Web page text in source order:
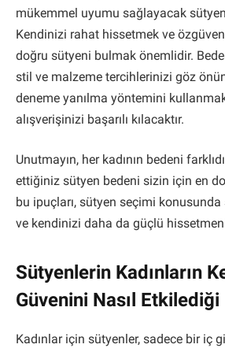
mükemmel uyumu sağlayacak
Kendinizi rahat hissetmek ve
doğru sütyeni bulmak önemlidir.
stil ve malzeme tercihlerinizi göz
deneme yanılma yöntemini
alışverişinizi başarılı kılacaktır.
Unutmayın, her kadının bedeni
ettiğiniz sütyen bedeni sizin için en
bu ipuçları, sütyen seçimi konusunda
ve kendinizi daha da güçlü
Sütyenlerin Kadınların
Güvenini Nasıl Etkilediği
Kadınlar için sütyenler, sadece bir iç